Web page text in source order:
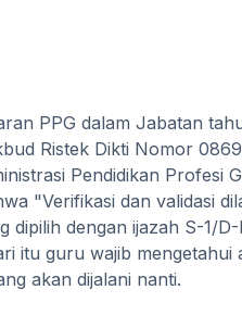
PPG dalam Jabatan
Ristek Dikti Nomor
Pendidikan
"Verifikasi dan validasi
dipilih dengan ijazah S-1/
itu guru wajib mengetahui
akan dijalani nanti.